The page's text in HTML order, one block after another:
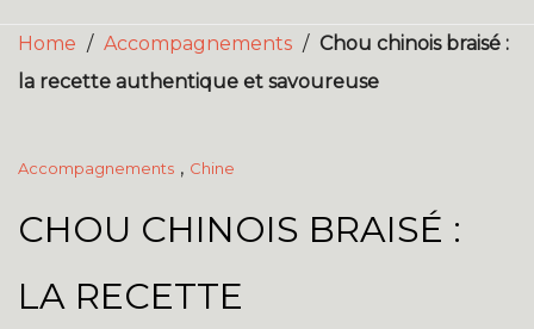
Home / Accompagnements / Chou chinois braisé :
la recette authentique et savoureuse
Accompagnements , Chine
CHOU CHINOIS BRAISÉ :
LA RECETTE